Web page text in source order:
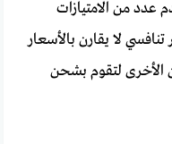
عدد من الامتيازات
لا يقارن بالأسعار
الأخرى لتقوم بشحن